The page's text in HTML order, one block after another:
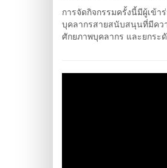
การจัดกิจกรรมครั้งนี้มีผู้เข้
บุคลากรสายสนับสนุนที่มีคว
ศักยภาพบุคลากร และยกระ